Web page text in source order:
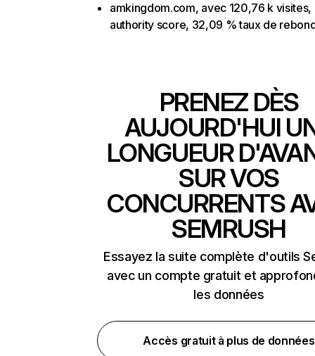
amkingdom.com, avec 120,76 k visites,
authority score, 32,09 % taux de
PRENEZ DÈS
AUJOURD'HUI
LONGUEUR
SUR VOS
CONCURRENTS
SEMRUSH
Essayez la suite complète d'outils
avec un compte gratuit et
les données
Accès gratuit à plus de données